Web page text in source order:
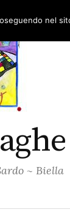
~ Biella
nel